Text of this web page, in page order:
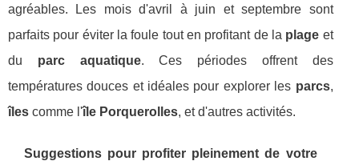
agréables. Les mois d'avril à juin et septembre sont
parfaits pour éviter la foule tout en profitant de la plage et
du parc aquatique. Ces périodes offrent des
températures douces et idéales pour explorer les parcs,
îles comme l'île Porquerolles, et d'autres activités.
Suggestions pour profiter pleinement de votre